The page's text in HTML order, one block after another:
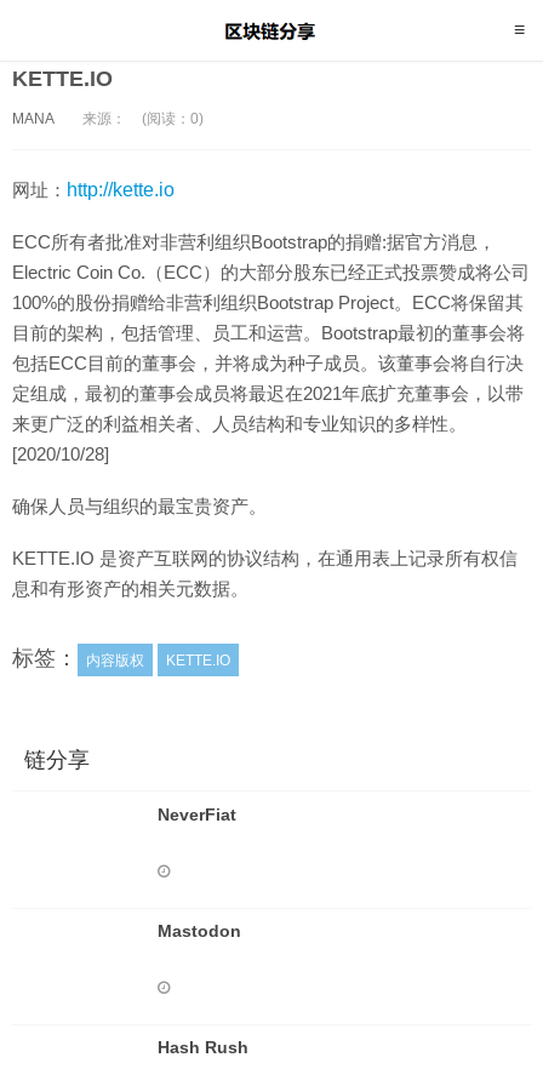
KETTE.IO
MANA 来源： (阅读：0)
网址： http://kette.io
ECC所有者批准对非营利组织Bootstrap的捐赠:据官方消息，
Electric Coin Co.（ECC）的大部分股东已经正式投票赞成将公司
100%的股份捐赠给非营利组织Bootstrap Project。ECC将保留其
目前的架构，包括管理、员工和运营。Bootstrap最初的董事会将
包括ECC目前的董事会，并将成为种子成员。该董事会将自行决
定组成，最初的董事会成员将最迟在2021年底扩充董事会，以带
来更广泛的利益相关者、人员结构和专业知识的多样性。
[2020/10/28]
确保人员与组织的最宝贵资产。
KETTE.IO 是资产互联网的协议结构，在通用表上记录所有权信
息和有形资产的相关元数据。
标签： 内容版权 KETTE.IO
链分享
NeverFiat
Mastodon
Hash Rush